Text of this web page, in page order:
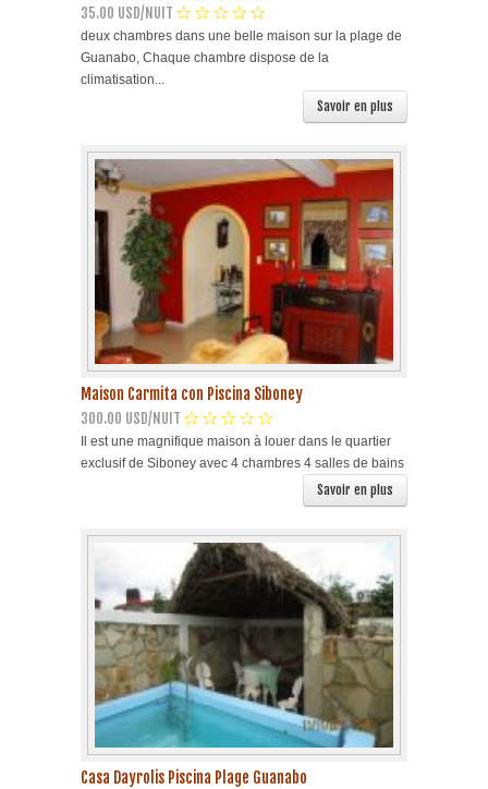
35.00 USD/NUIT
deux chambres dans une belle maison sur la plage de
Guanabo, Chaque chambre dispose de la
climatisation...
Savoir en plus
Maison Carmita con Piscina Siboney
300.00 USD/NUIT
Il est une magnifique maison à louer dans le quartier
exclusif de Siboney avec 4 chambres 4 salles de bains
Savoir en plus
Casa Dayrolis Piscina Plage Guanabo